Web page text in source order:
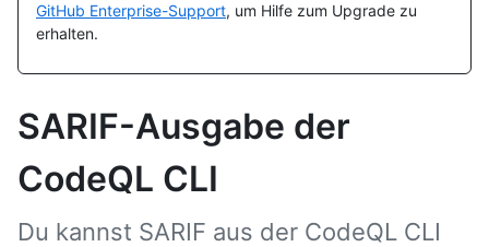
GitHub Enterprise-Support, um Hilfe zum Upgrade zu
erhalten.
SARIF-Ausgabe der
CodeQL CLI
Du kannst SARIF aus der CodeQL CLI